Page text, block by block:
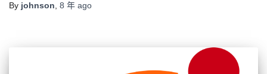
By johnson, 8 年 ago